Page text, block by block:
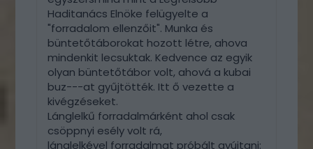
Haditanács Elnöke felügyelte a
"forradalom ellenzőit". Munka és
büntetőtáborokat hozott létre, ahova
mindenkit lecsuktak. Kedvence az egyik
olyan büntetőtábor volt, ahová a kubai
buz---at gyűjtötték. Itt ő vezette a
kivégzéseket.
Lánglelkű forradalmárként ahol csak
csöppnyi esély volt rá,
lánglelkével forradalmat próbált gyújtani: